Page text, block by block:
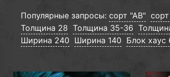
Популярные запросы: сорт "АВ"
Толщина 28 Толщина 35-36
Ширина 240 Ширина 140 Блок хаус